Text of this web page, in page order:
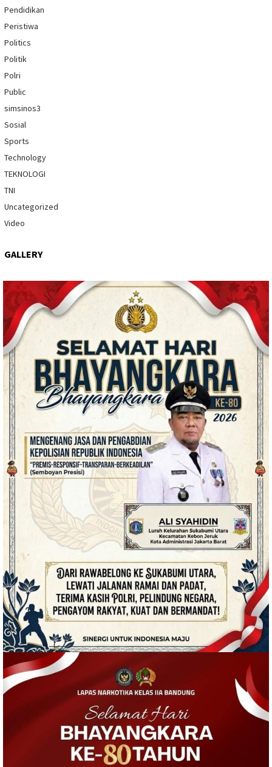
Pendidikan
Peristiwa
Politics
Politik
Polri
Public
simsinos3
Sosial
Sports
Technology
TEKNOLOGI
TNI
Uncategorized
Video
GALLERY